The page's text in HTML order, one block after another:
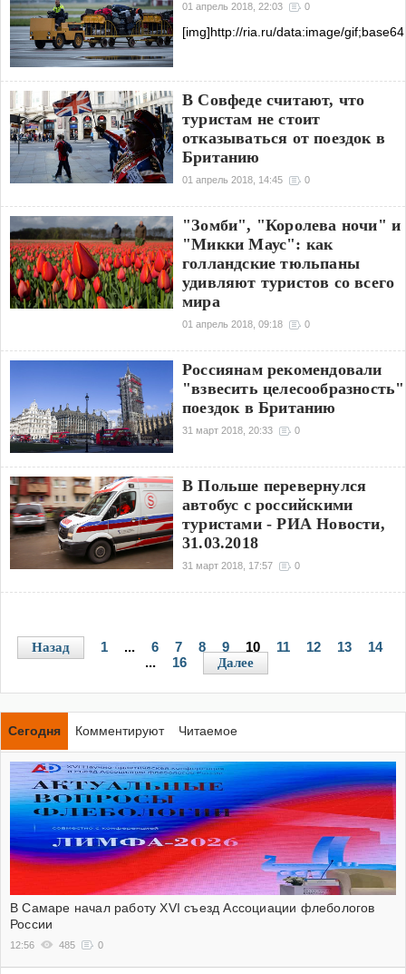
01 апрель 2018, 22:03 0
[img]http://ria.ru/dаta:image/
В Совфеде считают, что
туристам не стоит
отказываться от поездок в
Британию
01 апрель 2018, 14:45 0
"Зомби", "Королева ночи" и
"Микки Маус": как
голландские тюльпаны
удивляют туристов со всего
мира
01 апрель 2018, 09:18 0
Россиянам рекомендовали
"взвесить целесообразность"
поездок в Британию
31 март 2018, 20:33 0
В Польше перевернулся
автобус с российскими
туристами - РИА Новости,
31.03.2018
31 март 2018, 17:57 0
Назад 1 ... 6 7 8 9 10 11 12 13
14
...
16 Далее
Сегодня Комментируют Читаемое
В Самаре начал работу XVI съезд Ассоциации флебологов
России
12:56 485 0